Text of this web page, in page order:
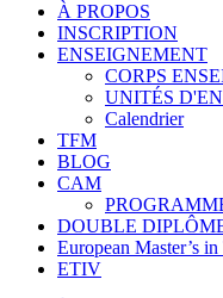
À PROPOS
INSCRIPTION
ENSEIGNEMENT
CORPS
UNITÉS
Calendrier
TFM
BLOG
CAM
DOUBLE
European Master’s
ETIV